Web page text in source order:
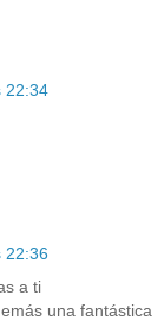
22:34
22:36
a ti
una fantástica